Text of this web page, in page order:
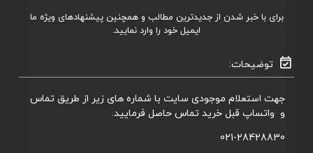
برای با خبر شدن از جدیدترین مطالب و همچنین پیشنهادهای ویژه ما
ایمیل خود را وارد نمایید.
توضیحات:
جهت استعلام موجودی سایت با شماره های زیر از طریق تماس
و واتساپ قبل خرید تماس حاصل فرمایید.
021-28428830